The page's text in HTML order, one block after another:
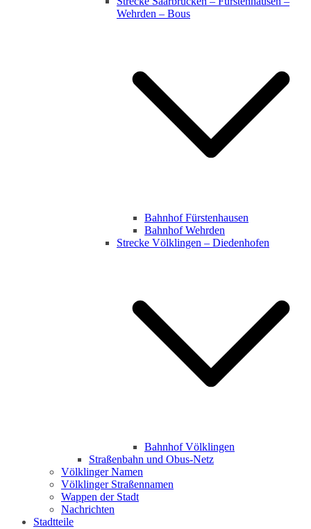
Wehrden – Bous
Bahnhof Fürstenhausen
Bahnhof Wehrden
Strecke Völklingen – Diedenhofen
Bahnhof Völklingen
Straßenbahn und Obus-Netz
Völklinger Namen
Völklinger Straßennamen
Wappen der Stadt
Nachrichten
Stadtteile